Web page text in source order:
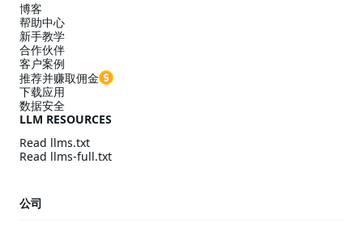
博客
帮助中心
新手教学
合作伙伴
客户案例
推荐并赚取佣金
下载应用
数据安全
LLM RESOURCES
Read llms.txt
Read llms-full.txt
公司